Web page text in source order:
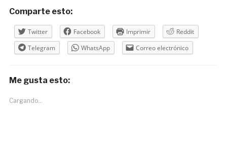
Comparte esto:
Twitter Facebook Imprimir
Reddit
Telegram
WhatsApp Correo electrónico
Me gusta esto:
Cargando...